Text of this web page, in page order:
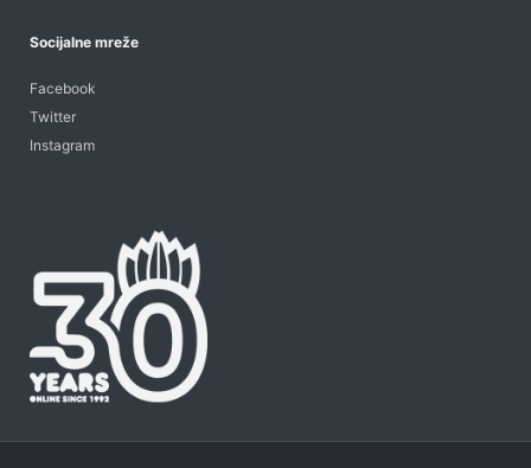
Socijalne mreže
Facebook
Twitter
Instagram